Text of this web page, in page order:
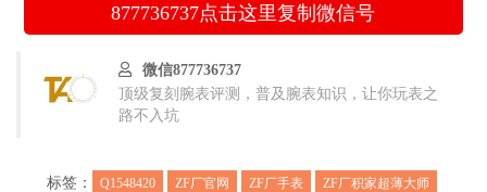
877736737点击这里复制微信号
微信877736737
顶级复刻腕表评测，普及腕表知识，让你玩表之
路不入坑
标签： Q1548420 ZF厂官网 ZF厂手表
ZF厂积家超薄大师